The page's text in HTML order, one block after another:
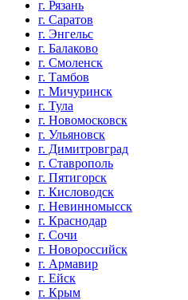
г. Рязань
г. Саратов
г. Энгельс
г. Балаково
г. Смоленск
г. Тамбов
г. Мичуринск
г. Тула
г. Новомосковск
г. Ульяновск
г. Димитровград
г. Ставрополь
г. Пятигорск
г. Кисловодск
г. Невинномысск
г. Краснодар
г. Сочи
г. Новороссийск
г. Армавир
г. Ейск
г. Крым